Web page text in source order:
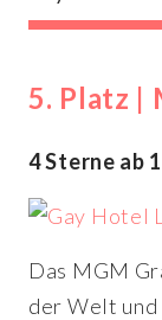
5. Platz |
4 Sterne ab
Das MGM
der Welt